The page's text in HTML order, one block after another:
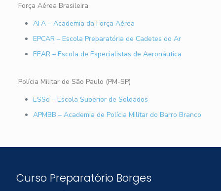
Força Aérea Brasileira
AFA – Academia da Força Aérea
EPCAR – Escola Preparatória de Cadetes do Ar
EEAR – Escola de Especialistas de Aeronáutica
Polícia Militar de São Paulo (PM-SP)
ESSd – Escola Superior de Soldados
APMBB – Academia de Polícia Militar do Barro Branco
Curso Preparatório Borges